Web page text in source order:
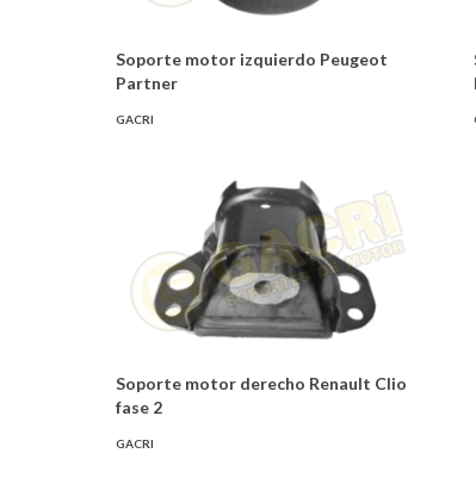
Soporte motor izquierdo Peugeot
Partner
GACRI
Soporte motor derecho Renault Clio
fase 2
GACRI